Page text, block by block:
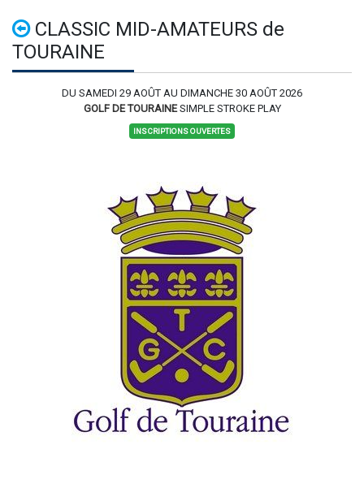
CLASSIC MID-AMATEURS de
TOURAINE
DU SAMEDI 29 AOÛT AU DIMANCHE 30 AOÛT 2026
GOLF DE TOURAINE SIMPLE STROKE PLAY
INSCRIPTIONS OUVERTES